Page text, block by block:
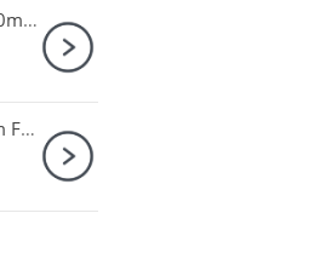
Canon EOS R6 Mark II Body + Canon RF 50mm F1.8 STM
Sony ZV-E10 Body + Sony E PZ 18-105mm F4 G OSS